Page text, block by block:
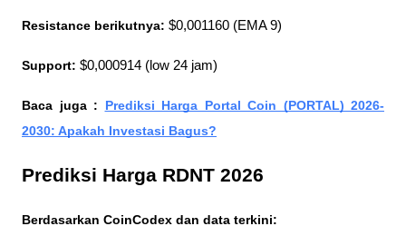
Resistance berikutnya: $0,001160 (EMA 9)
Support: $0,000914 (low 24 jam)
Baca juga : Prediksi Harga Portal Coin (PORTAL) 2026-
2030: Apakah Investasi Bagus?
Prediksi Harga RDNT 2026
Berdasarkan CoinCodex dan data terkini: